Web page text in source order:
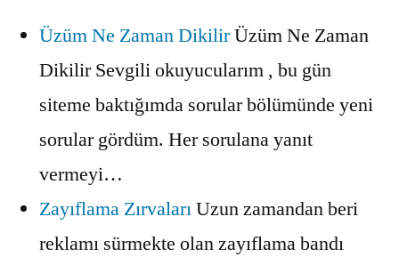
Üzüm Ne Zaman DikilirÜzüm Ne Zaman
Dikilir Sevgili okuyucularım , bu gün
siteme baktığımda sorular bölümünde yeni
sorular gördüm. Her sorulana yanıt
vermeyi…
Zayıflama ZırvalarıUzun zamandan beri
reklamı sürmekte olan zayıflama bandı